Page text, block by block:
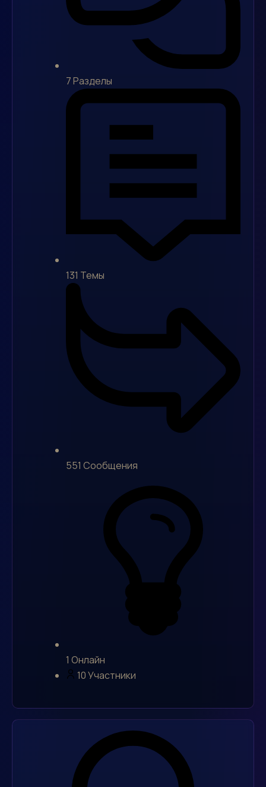
7Разделы
131 Темы
551 Сообщения
1 Онлайн
10Участники